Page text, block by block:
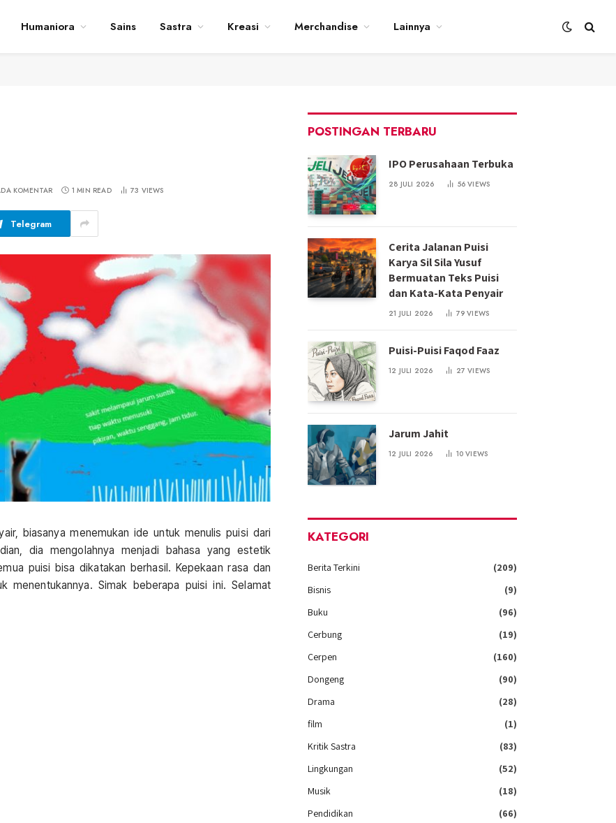
Humaniora Sains Sastra Kreasi Merchandise Lainnya
KOMENTAR 1 MIN READ 73 VIEWS
Telegram
biasanya menemukan ide untuk menulis puisi dari
dia mengolahnya menjadi bahasa yang estetik
puisi bisa dikatakan berhasil. Kepekaan rasa dan
menentukannya. Simak beberapa puisi ini. Selamat
POSTINGAN TERBARU
IPO Perusahaan Terbuka
28 JULI 2026 56VIEWS
Cerita Jalanan Puisi
Karya Sil Sila Yusuf
Bermuatan Teks Puisi
dan Kata-Kata Penyair
21 JULI 2026 79VIEWS
Puisi-Puisi Faqod Faaz
12 JULI 2026 27VIEWS
Jarum Jahit
12 JULI 2026 10VIEWS
KATEGORI
Berita Terkini
(209)
Bisnis
(9)
Buku
(96)
Cerbung
(19)
Cerpen
(160)
Dongeng
(90)
Drama
(28)
film
(1)
Kritik Sastra
(83)
Lingkungan
(52)
Musik
(18)
Pendidikan
(66)